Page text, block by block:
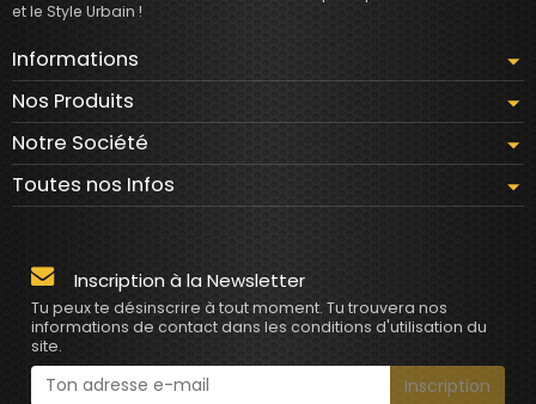
et le Style Urbain !
Informations
Nos Produits
Notre Société
Toutes nos Infos
Inscription à la Newsletter
Tu peux te désinscrire à tout moment. Tu trouvera nos
informations de contact dans les conditions d'utilisation du
site.